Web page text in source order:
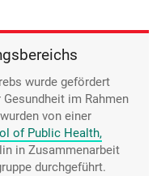
wurde gefördert
im Rahmen
von einer
of Public Health,
in Zusammenarbeit
durchgeführt.